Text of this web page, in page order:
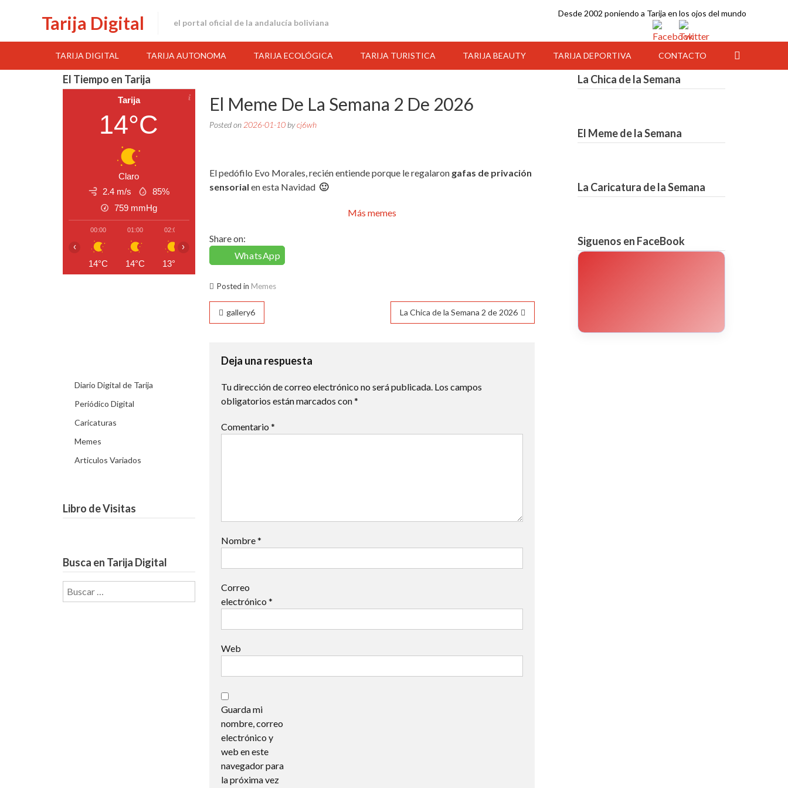
Tarija Digital el portal oficial de la andalucía boliviana
Desde 2002 poniendo a Tarija en los ojos del mundo
TARIJA DIGITAL TARIJA AUTONOMA TARIJA ECOLÓGICA TARIJA TURISTICA TARIJA BEAUTY TARIJA DEPORTIVA CONTACTO
El Meme De La Semana 2 De 2026
Posted on 2026-01-10bycj6wh
El pedófilo Evo Morales, recién entiende porque le regalaron gafas de privación
sensorial en esta Navidad🙂
Más memes
Share on:
WhatsApp
Posted in Memes
Navegación
entradas
gallery6 La Chica de la Semana 2 de 2026
Deja una respuesta
Tu dirección de correo electrónico no será publicada. Los campos
obligatorios están marcados con*
Comentario *
Nombre*
Correo
electrónico *
Web
Guarda mi
nombre, correo
electrónico y
web en este
navegador para
la próxima vez
El Tiempo en Tarija
Tarija
14°C
Claro
2.4 m/s
85%
759 mmHg
00:00
14°C
01:00
14°C
02:00
13°C 12°C 11°C 11°C
‹ ›
Diario Digital de Tarija
Periódico Digital
Caricaturas
Memes
Articulos Variados
Libro de Visitas
Busca en Tarija Digital
Buscar:
La Chica de la Semana
El Meme de la Semana
La Caricatura de la Semana
Siguenos en FaceBook